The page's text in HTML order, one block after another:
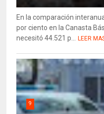
En la comparación
por ciento en la Canasta
necesitó 44.521 p...
LEER
9